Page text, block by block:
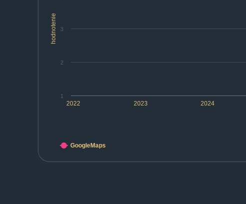
hodnotenie
2022 2023 2024
1
2
3
GoogleMaps